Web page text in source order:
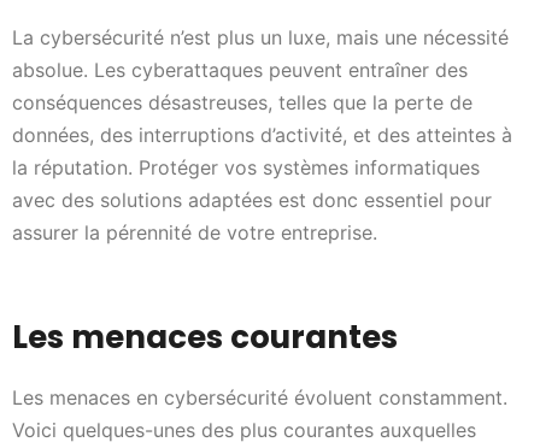
La cybersécurité n’est plus un luxe, mais une nécessité
absolue. Les cyberattaques peuvent entraîner des
conséquences désastreuses, telles que la perte de
données, des interruptions d’activité, et des atteintes à
la réputation. Protéger vos systèmes informatiques
avec des solutions adaptées est donc essentiel pour
assurer la pérennité de votre entreprise.
Les menaces courantes
Les menaces en cybersécurité évoluent constamment.
Voici quelques-unes des plus courantes auxquelles